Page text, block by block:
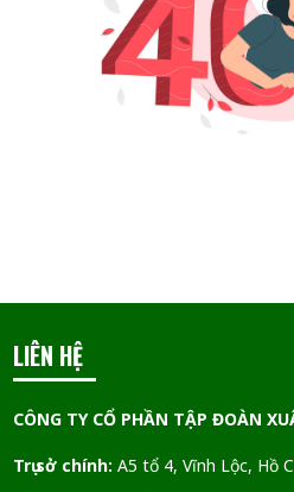
LIÊN HỆ
CÔNG TY CỔ PHẦN TẬP ĐOÀN
Trụ sở chính: A5 tổ 4, Vĩnh Lộc, Hồ